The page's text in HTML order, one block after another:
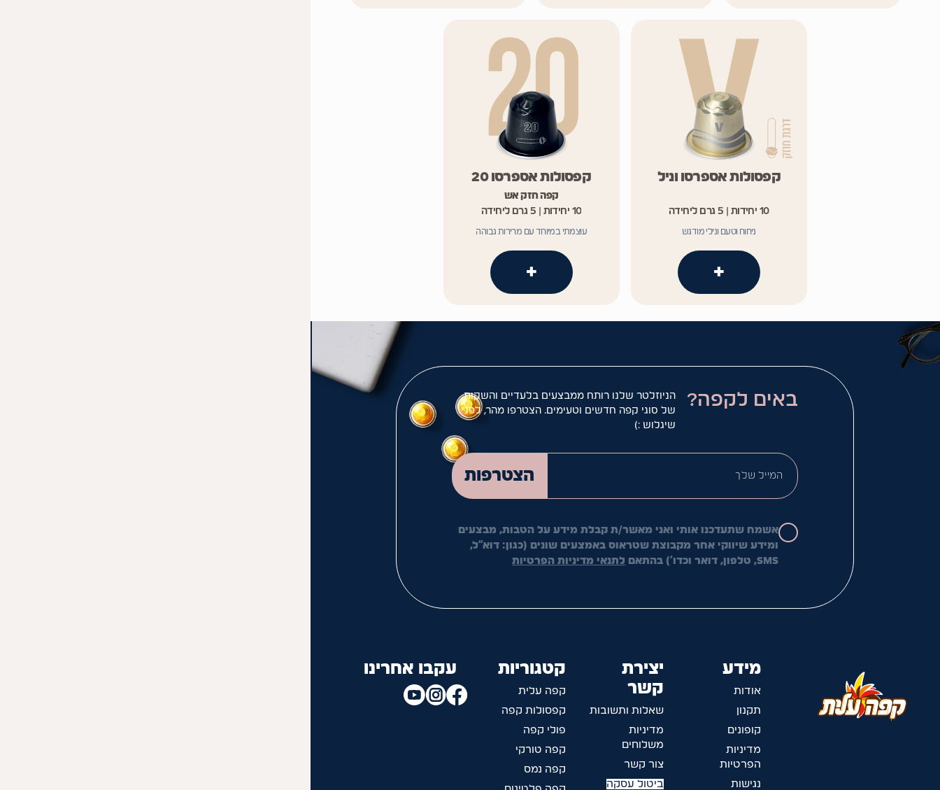
קפסולות אספרסו וניל
10 יחידות | 5 גרם ליחידה
ניחוח וטעם ונילי מודגש
+
קפסולות אספרסו 20
קפה חזק אש
10 יחידות | 5 גרם ליחידה
עוצמתי במיוחד עם מרירות גבוהה
+
באים לקפה?
הניוזלטר שלנו רותח ממבצעים בלעדיים והשקות
של סוגי קפה חדשים וטעימים. הצטרפו מהר, לפני
שיגלוש :)
הצטרפות
המייל שלך
אשמח שתעדכנו אותי ואני מאשר/ת קבלת מידע על הטבות, מבצעים
ומידע שיווקי אחר מקבוצת שטראוס באמצעים שונים (כגון: דוא"ל,
SMS, טלפון, דואר וכדו') בהתאם
לתנאי מדיניות הפרטיות
מידע
אודות
תקנון
קופונים
מדיניות
הפרטיות
נגישות
יצירת
קשר
שאלות ותשובות
מדיניות
משלוחים
צור קשר
ביטול עסקה
קטגוריות
קפה עלית
קפסולות קפה
פולי קפה
קפה טורקי
קפה נמס
עקבו אחרינו